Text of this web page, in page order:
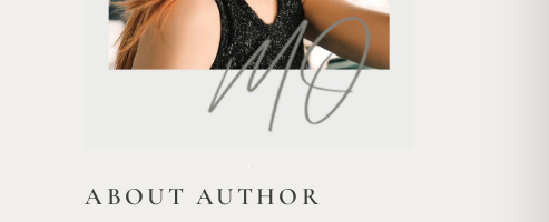
ABOUT AUTHOR